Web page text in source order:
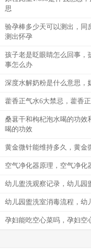
思
验孕棒多少天可以测出，同
测出怀孕
孩子老是眨眼睛怎么回事，
事怎么办
深度水解奶粉是什么意思，
藿香正气水6大禁忌，藿香
桑葚干和枸杞泡水喝的功效
喝的功效
黄金微针能维持多久，黄金
空气净化器原理，空气净化
幼儿盥洗观察记录，幼儿园
幼儿园盥洗室消毒流程，幼
孕妇能吃空心菜吗，孕妇空